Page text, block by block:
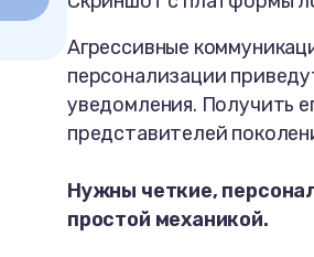
Агрессивные
персонализации
уведомления. Получить
представителей
Нужны четкие,
простой механикой.